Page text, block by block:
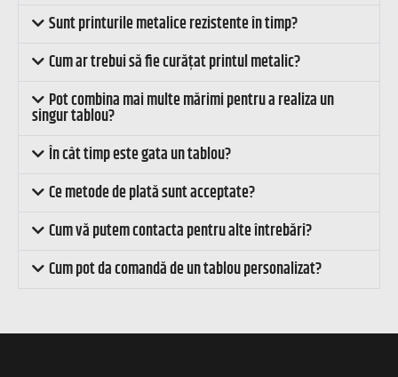
Sunt printurile metalice rezistente în timp?
Cum ar trebui să fie curățat printul metalic?
Pot combina mai multe mărimi pentru a realiza un
singur tablou?
În cât timp este gata un tablou?
Ce metode de plată sunt acceptate?
Cum vă putem contacta pentru alte întrebări?
Cum pot da comandă de un tablou personalizat?